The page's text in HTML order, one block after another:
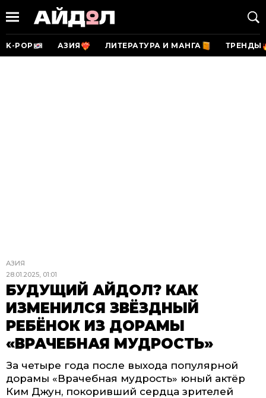
K-POP АЗИЯ ЛИТЕРАТУРА И МАНГА ТРЕНДЫ
АЗИЯ
28.01.2025, 01:01
БУДУЩИЙ АЙДОЛ? КАК
ИЗМЕНИЛСЯ ЗВЁЗДНЫЙ
РЕБЁНОК ИЗ ДОРАМЫ
«ВРАЧЕБНАЯ МУДРОСТЬ»
За четыре года после выхода популярной
дорамы «Врачебная мудрость» юный актёр
Ким Джун, покоривший сердца зрителей